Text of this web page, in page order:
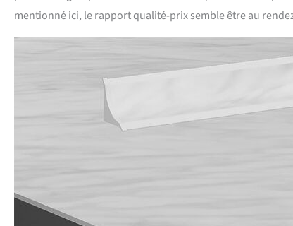
mentionné ici, le rapport qualité-prix semble être au